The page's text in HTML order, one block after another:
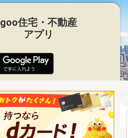
goo住宅・不動産
アプリ